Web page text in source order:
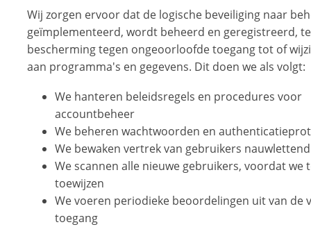
Wij zorgen ervoor dat de logische beveiliging naar
geïmplementeerd, wordt beheerd en geregistreerd,
bescherming tegen ongeoorloofde toegang tot of
aan programma's en gegevens. Dit doen we als volgt:
We hanteren beleidsregels en procedures voor
accountbeheer
We beheren wachtwoorden en
We bewaken vertrek van gebruikers nauwlettend
We scannen alle nieuwe gebruikers, voordat we
toewijzen
We voeren periodieke beoordelingen uit van de
toegang